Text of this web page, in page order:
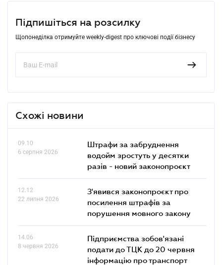
Підпишіться на розсилку
Щопонеділка отримуйте weekly-digest про ключові події бізнесу
Схожі новини
09.10
6 серпня 2026
Штрафи за забруднення
водойм зростуть у десятки
разів - новий законопроєкт
12.12
22 липня 2026
З'явився законопроєкт про
посилення штрафів за
порушення мовного закону
14.06
8 червня 2026
Підприємства зобов'язані
подати до ТЦК до 20 червня
інформацію про транспорт